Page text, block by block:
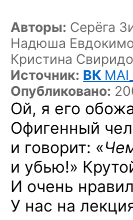
Авторы: Серёга
Надюша
Кристина
Источник: ВК
Опубликовано:
Ой, я его
Офигенный
и говорит: «
и убью!»
И очень
У нас на